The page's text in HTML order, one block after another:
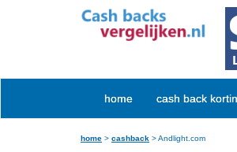
home cash back
home > cashback >Andlight.com